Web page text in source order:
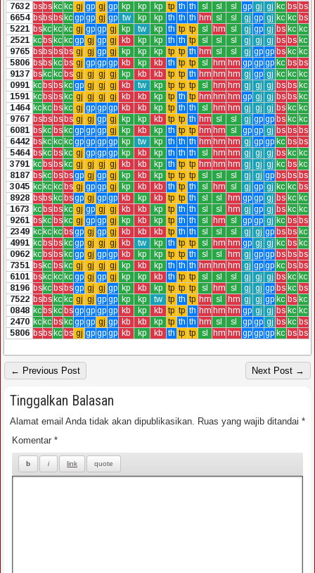
7632 bsbskc kc gj gp gj gp kp kp kp tp th th sl sl sl gp gj gj kc bs bs
6654 bsbsbskc gp gp gj gp tw kp kp th th th hm sl sl gj gp gj kc kc bs
5221 bskc kc kc gj gp gp gj kp tw kp th tp tp sl hm sl gj gp gj bs kc kc
2521 kcbskc kc gp gj gp gj kb kp kp th th tp sl sl sl gj gj gj bs bs kc
9765 bsbsbsbs gj gj gp gj kp kp kp tp tp th hm sl sl gj gp gp bs kc kc
5806 bsbskc bs gj gp gp gp kb kp kb th tp tp sl hm hm gp gp gp kc bs bs
9137 bskc kc bs gj gj gj gj kp kb kb tp tp th hm hm hm gj gp gj kc kc kc
0991 kcbsbskc gp gj gj gj kb tw kp tp tp tp sl hm hm gj gj gj bs bs kc
1591 kcbsbskc gj gj gj gj kb kb kp tp th tp hm hm hm gp gj gj bs bs kc
1464 kckc bskc gj gp gp gp kb kb kp tp th th sl hm hm gj gj gj bs kc kc
9767 bsbsbsbs gj gj gp gj kp kp kb tp tp th hm sl sl gj gp gp bs kc kc
6081 bskc bskc gp gp gp gj kp kb kp th tp tp hm hm sl gp gp gj bs bs bs
6442 bskc kc kc gp gp gp gp kp tw kp th th th hm hm hm gj gp gp kc bs bs
5464 bskc bskc gj gp gp gp kp kb kp th th th sl hm hm gj gj gj bs kc kc
3791 kcbsbskc gj gj gj gj kb kb kp th tp tp hm hm hm gj gj gj kc bs kc
8187 bskc bsbsgp gj gp gj kp kb kp tp tp tp sl sl sl gj gj gp bs bs bs
3045 kckc kc bs gj gp gp gj kp kb kb th tp th sl hm sl gj gp gj kc kc bs
8928 bsbskc bsgp gj gp gp kb kp kb tp tp th sl sl hm gp gp gj bs kc kc
1673 kcbsbskc gj gp gj gj kb kb kp tp th th sl sl hm gj gp gj bs kc kc
9261 bskc bskc gj gp gp gj kp kb kp tp th th sl hm sl gp gp gj kc bs bs
2349 kckc kc bsgp gj gp gj kb kb kb tp th th sl sl sl gj gj gp bs bs kc
4991 kcbsbskc gp gj gj gj kb tw kp th tp tp sl hm hm gp gj gj kc bs kc
0962 kcbsbskc gp gj gp gp kb kp kp tp tp th sl sl hm gj gp gp bs bs bs
7351 bskc bskc gj gj gj gj kp kb kp th th th hm hm hm gj gp gp kc bs bs
6101 bskc kc kc gp gj gp gj kp kp kb th tp tp sl sl sl gj gj gj bs kc kc
8196 bskc bsbsgp gj gj gp kp kb kp tp tp tp sl hm sl gj gj gp bs kc bs
7522 bsbskc kc gj gj gp gp kp kp tw tp th tp hm sl hm gj gj gp kc bs kc
0848 kcbskc bsgp gp gp gp kb kp kb tp tp th hm hm hm gp gj gj bs kc kc
2470 kckc bskc gp gp gj gp kb kb kp tp th th hm sl sl gp gp gj bs kc bs
5806 bsbskc bs gj gp gp gp kb kp kb th tp tp sl hm hm gp gp gp kc bs bs
← Previous Post Next Post →
Tinggalkan Balasan
Alamat email Anda tidak akan dipublikasikan. Ruas yang wajib ditandai *
Komentar *